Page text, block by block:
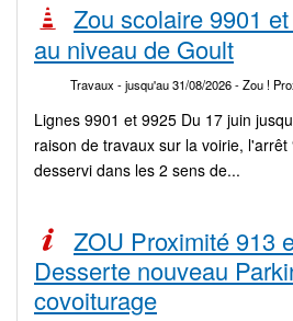
Zou scolaire 9901
au niveau de Goult
Travaux - jusqu'au 31/08/2026- Zou !
Lignes 9901 et 9925 Du 17 juin
raison de travaux sur la voirie, l'arrêt
desservi dans les 2 sens de...
ZOU Proximité 913
Desserte nouveau
covoiturage